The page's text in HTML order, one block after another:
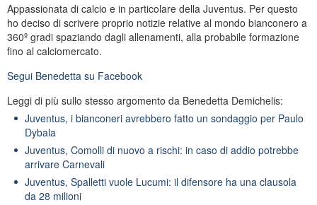
Appassionata di calcio e in particolare della Juventus. Per questo
ho deciso di scrivere proprio notizie relative al mondo bianconero a
360º gradi spaziando dagli allenamenti, alla probabile formazione
fino al calciomercato.
Segui Benedetta su Facebook
Leggi di più sullo stesso argomento da Benedetta Demichelis:
Juventus, i bianconeri avrebbero fatto un sondaggio per Paulo
Dybala
Juventus, Comolli di nuovo a rischi: in caso di addio potrebbe
arrivare Carnevali
Juventus, Spalletti vuole Lucumi: il difensore ha una clausola
da 28 milioni